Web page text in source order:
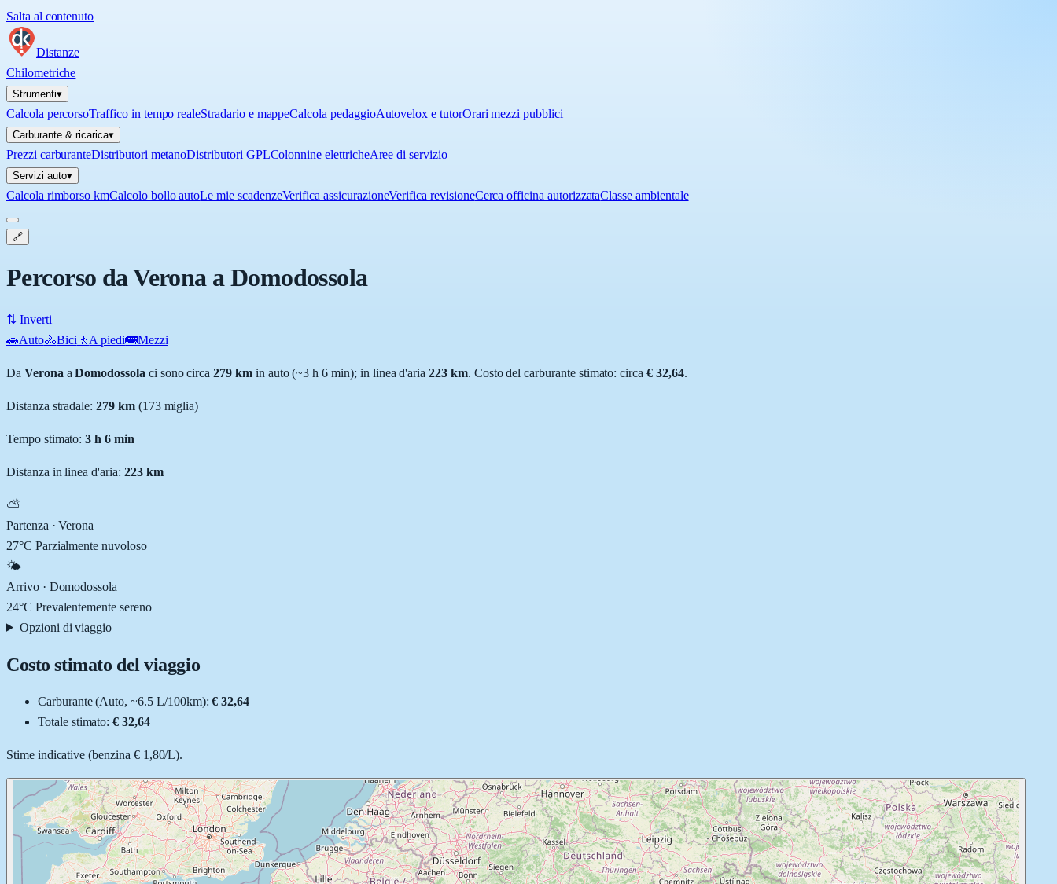
Salta al contenuto
Distanze
Chilometriche
Strumenti▾
Calcola percorsoTraffico in tempo realeStradario e mappeCalcola pedaggioAutovelox e tutorOrari mezzi pubblici
Carburante & ricarica▾
Prezzi carburanteDistributori metanoDistributori GPLColonnine elettricheAree di servizio
Servizi auto▾
Calcola rimborso kmCalcolo bollo autoLe mie scadenzeVerifica assicurazioneVerifica revisioneCerca officina autorizzataClasse ambientale
🔗
Percorso da Verona a Domodossola
⇅ Inverti
🚗Auto🚴Bici 🚶 A piedi🚌Mezzi
Da Verona aDomodossola ci sono circa 279 kmin auto (~3 h 6 min); in linea d'aria223km. Costo del carburante stimato: circa € 32,64.
Distanza stradale:279km (173miglia)
Tempo stimato:3 h 6 min
Distanza in linea d'aria: 223km
⛅
Partenza ·Verona
27°C Parzialmente nuvoloso
🌤️
Arrivo · Domodossola
24°C Prevalentemente sereno
Opzioni di viaggio
Costo stimato del viaggio
Carburante (Auto, ~6.5 L/100km): € 32,64
Totale stimato:€ 32,64
Stime indicative (benzina € 1,80/L).